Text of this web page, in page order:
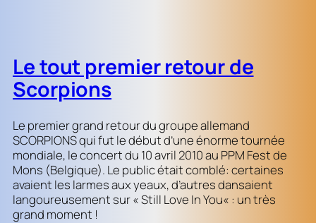
Le tout premier retour de
Scorpions
Le premier grand retour du groupe allemand
SCORPIONS qui fut le début d’une énorme tournée
mondiale, le concert du 10 avril 2010 au PPM Fest de
Mons (Belgique). Le public était comblé: certaines
avaient les larmes aux yeaux, d’autres dansaient
langoureusement sur « Still Love In You« : un très
grand moment !